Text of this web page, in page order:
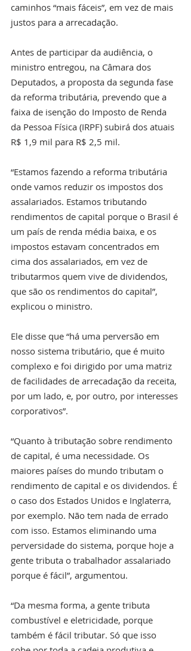
caminhos “mais fáceis”, em vez de mais
justos para a arrecadação.
Antes de participar da audiência, o
ministro entregou, na Câmara dos
Deputados, a proposta da segunda fase
da reforma tributária, prevendo que a
faixa de isenção do Imposto de Renda
da Pessoa Física (IRPF) subirá dos atuais
R$ 1,9 mil para R$ 2,5 mil.
“Estamos fazendo a reforma tributária
onde vamos reduzir os impostos dos
assalariados. Estamos tributando
rendimentos de capital porque o Brasil é
um país de renda média baixa, e os
impostos estavam concentrados em
cima dos assalariados, em vez de
tributarmos quem vive de dividendos,
que são os rendimentos do capital”,
explicou o ministro.
Ele disse que “há uma perversão em
nosso sistema tributário, que é muito
complexo e foi dirigido por uma matriz
de facilidades de arrecadação da receita,
por um lado, e, por outro, por interesses
corporativos”.
“Quanto à tributação sobre rendimento
de capital, é uma necessidade. Os
maiores países do mundo tributam o
rendimento de capital e os dividendos. É
o caso dos Estados Unidos e Inglaterra,
por exemplo. Não tem nada de errado
com isso. Estamos eliminando uma
perversidade do sistema, porque hoje a
gente tributa o trabalhador assalariado
porque é fácil”, argumentou.
“Da mesma forma, a gente tributa
combustível e eletricidade, porque
também é fácil tributar. Só que isso